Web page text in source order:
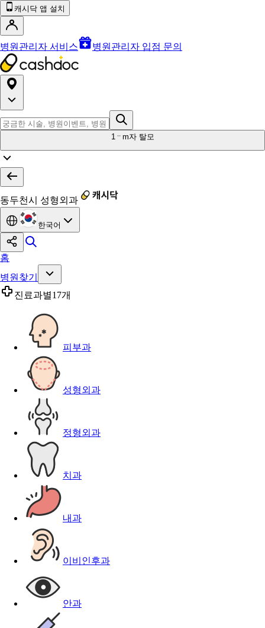
캐시닥 앱 설치
병원관리자 서비스 병원관리자 입점 문의
1 m자 탈모
동두천시 성형외과
한국어
홈
병원찾기
진료과별17개
피부과
성형외과
정형외과
치과
내과
이비인후과
안과